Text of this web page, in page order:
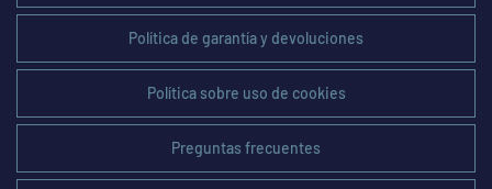
Política de garantía y devoluciones
Política sobre uso de cookies
Preguntas frecuentes